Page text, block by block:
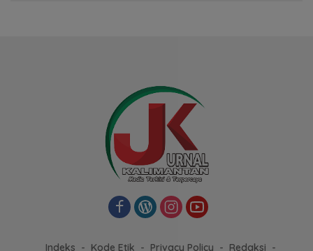
Indeks Kode Etik Privacy Policy Redaksi